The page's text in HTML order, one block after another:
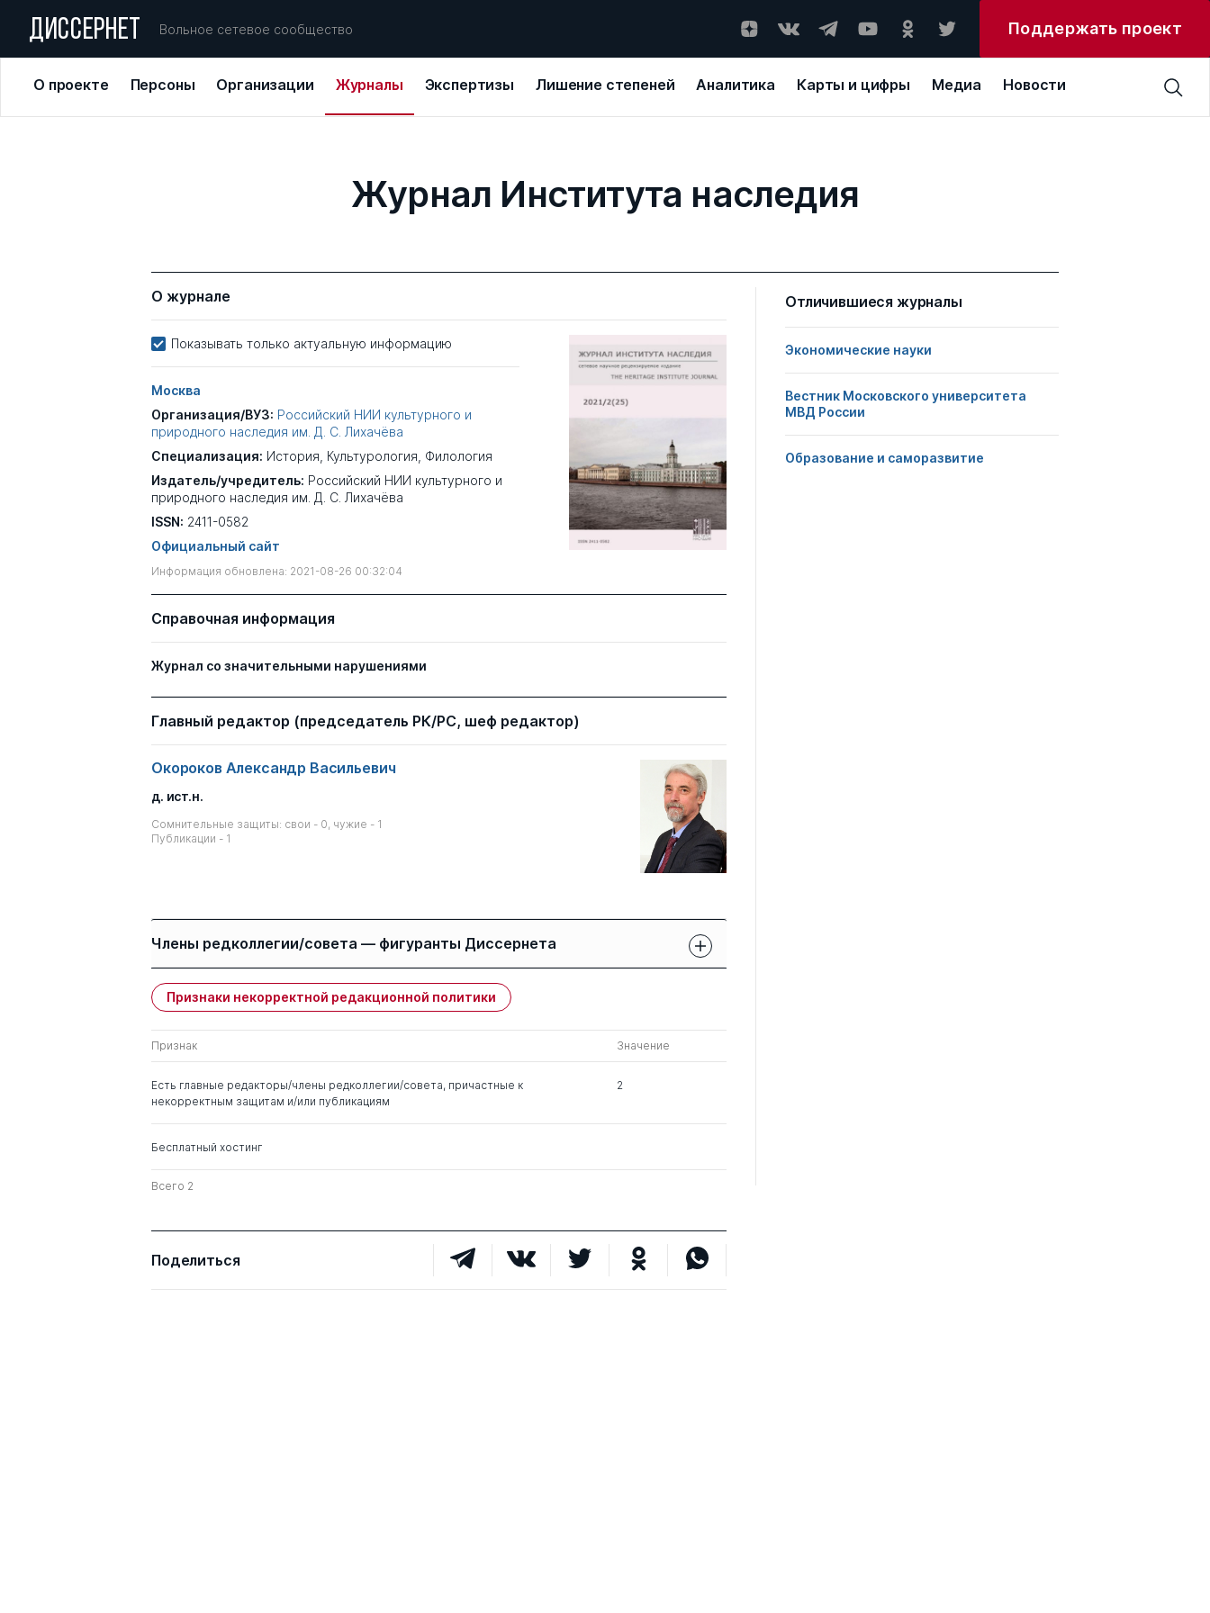
ДИССЕРНЕТ Вольное сетевое сообщество Поддержать проект
О проекте Персоны Организации Журналы Экспертизы Лишение степеней Аналитика Карты и цифры Медиа Новости
Журнал Института наследия
О журнале
Показывать только актуальную информацию
Москва
Организация/ВУЗ: Российский НИИ культурного и
природного наследия им. Д. С. Лихачёва
Специализация: История Культурология Филология
Издатель/учредитель: Российский НИИ культурного и
природного наследия им. Д. С. Лихачёва
ISSN: 2411-0582
Официальный сайт
Информация обновлена: 2021-08-26 00:32:04
Справочная информация
Журнал со значительными нарушениями
Главный редактор (председатель РК/РС, шеф редактор)
Окороков Александр Васильевич
д. ист.н.
Сомнительные защиты: свои - 0, чужие - 1
Публикации - 1
Члены редколлегии/совета — фигуранты Диссернета
Имя Степень
Защиты членов РК:
свои
чужие
Горлова Ирина Ивановна 0
Признаки некорректной редакционной политики
Признак Значение
Есть главные редакторы/члены редколлегии/совета, причастные к
некорректным защитам и/или публикациям
2
Бесплатный хостинг
Всего 2
Поделиться
Отличившиеся журналы
Экономические науки
Вестник Московского университета
МВД России
Образование и саморазвитие